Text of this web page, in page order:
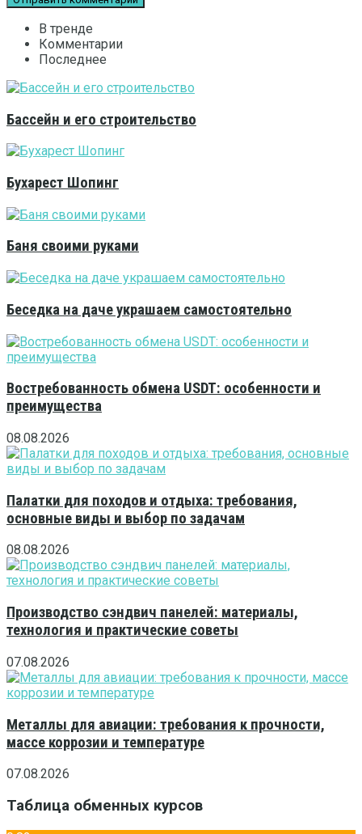
В тренде
Комментарии
Последнее
Бассейн и его строительство
Бухарест Шопинг
Баня своими руками
Беседка на даче украшаем самостоятельно
Востребованность обмена USDT: особенности и
преимущества
08.08.2026
Палатки для походов и отдыха: требования,
основные виды и выбор по задачам
08.08.2026
Производство сэндвич панелей: материалы,
технология и практические советы
07.08.2026
Металлы для авиации: требования к прочности,
массе коррозии и температуре
07.08.2026
Таблица обменных курсов